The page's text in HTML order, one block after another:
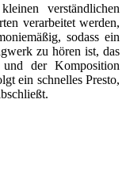
verständlichen
verarbeitet werden,
sodass ein
zu hören ist, das
der Komposition
ein schnelles Presto,